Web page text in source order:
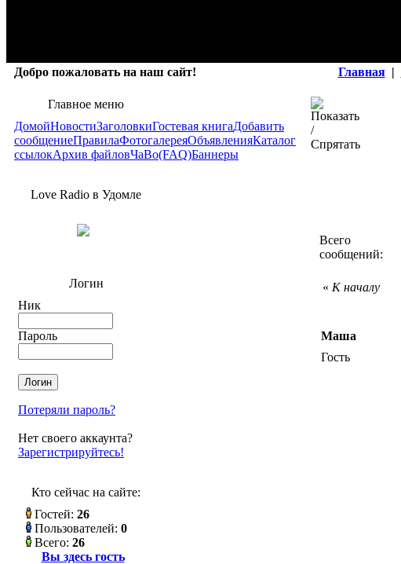
Добро пожаловать на наш сайт! Главная |
Главное меню
ДомойНовостиЗаголовкиГостевая книгаДобавить
сообщениеПравилаФотогалереяОбъявленияКаталог
ссылокАрхив файловЧаВо(FAQ)Баннеры
Love Radio в Удомле
Логин
Ник
Пароль
Потеряли пароль?
Нет своего аккаунта?
Зарегистрируйтесь!
Кто сейчас на сайте:
Гостей: 26
Пользователей: 0
Всего: 26
Вы здесь гость
Всего
сообщений:
« К началу
Маша
Гость